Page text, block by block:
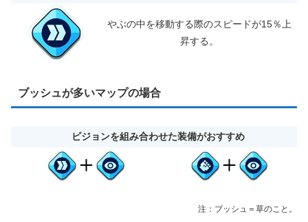
やぶの中を移動する際のスピードが15％上
昇する。
ブッシュが多いマップの場合
ビジョンを組み合わせた装備がおすすめ
注：ブッシュ＝草のこと。